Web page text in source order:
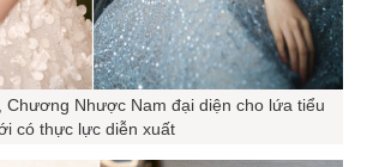
Chương Nhược Nam đại diện cho lứa tiểu
có thực lực diễn xuất